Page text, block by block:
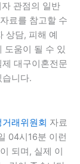
관점의 일반
자료를 참고할 수
담, 피해 예
도움이 될 수 있
대구이혼전문
니다.
거래위원회 자료
04시16분 이런
되며, 실제 이